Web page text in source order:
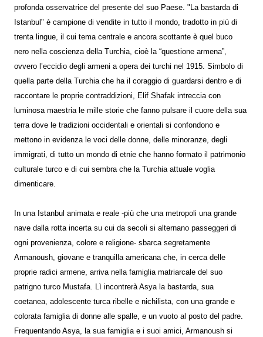
profonda osservatrice del presente del suo Paese. "La bastarda di
Istanbul" è campione di vendite in tutto il mondo, tradotto in più di
trenta lingue, il cui tema centrale e ancora scottante è quel buco
nero nella coscienza della Turchia, cioè la “questione armena”,
ovvero l’eccidio degli armeni a opera dei turchi nel 1915. Simbolo di
quella parte della Turchia che ha il coraggio di guardarsi dentro e di
raccontare le proprie contraddizioni, Elif Shafak intreccia con
luminosa maestria le mille storie che fanno pulsare il cuore della sua
terra dove le tradizioni occidentali e orientali si confondono e
mettono in evidenza le voci delle donne, delle minoranze, degli
immigrati, di tutto un mondo di etnie che hanno formato il patrimonio
culturale turco e di cui sembra che la Turchia attuale voglia
dimenticare.
In una Istanbul animata e reale -più che una metropoli una grande
nave dalla rotta incerta su cui da secoli si alternano passeggeri di
ogni provenienza, colore e religione- sbarca segretamente
Armanoush, giovane e tranquilla americana che, in cerca delle
proprie radici armene, arriva nella famiglia matriarcale del suo
patrigno turco Mustafa. Lì incontrerà Asya la bastarda, sua
coetanea, adolescente turca ribelle e nichilista, con una grande e
colorata famiglia di donne alle spalle, e un vuoto al posto del padre.
Frequentando Asya, la sua famiglia e i suoi amici, Armanoush si